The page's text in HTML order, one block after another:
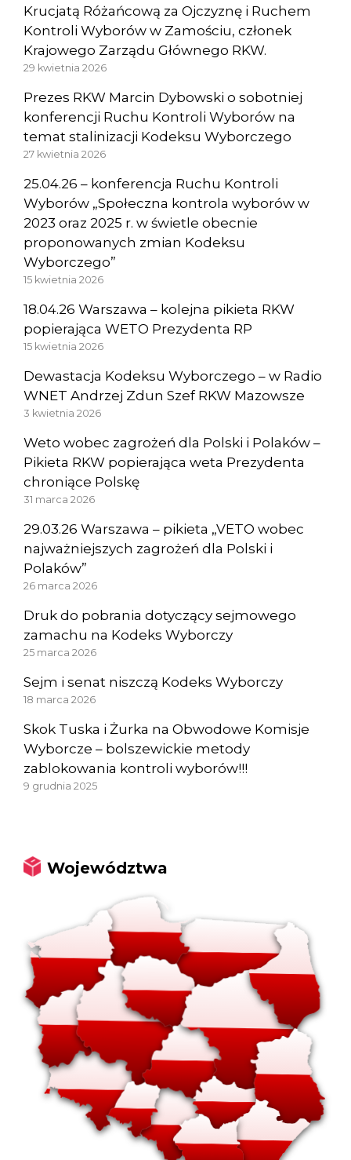
Krucjatą Różańcową za Ojczyznę i Ruchem
Kontroli Wyborów w Zamościu, członek
Krajowego Zarządu Głównego RKW.
29 kwietnia 2026
Prezes RKW Marcin Dybowski o sobotniej
konferencji Ruchu Kontroli Wyborów na
temat stalinizacji Kodeksu Wyborczego
27 kwietnia 2026
25.04.26 – konferencja Ruchu Kontroli
Wyborów „Społeczna kontrola wyborów w
2023 oraz 2025 r. w świetle obecnie
proponowanych zmian Kodeksu
Wyborczego”
15 kwietnia 2026
18.04.26 Warszawa – kolejna pikieta RKW
popierająca WETO Prezydenta RP
15 kwietnia 2026
Dewastacja Kodeksu Wyborczego – w Radio
WNET Andrzej Zdun Szef RKW Mazowsze
3 kwietnia 2026
Weto wobec zagrożeń dla Polski i Polaków –
Pikieta RKW popierająca weta Prezydenta
chroniące Polskę
31 marca 2026
29.03.26 Warszawa – pikieta „VETO wobec
najważniejszych zagrożeń dla Polski i
Polaków”
26 marca 2026
Druk do pobrania dotyczący sejmowego
zamachu na Kodeks Wyborczy
25 marca 2026
Sejm i senat niszczą Kodeks Wyborczy
18 marca 2026
Skok Tuska i Żurka na Obwodowe Komisje
Wyborcze – bolszewickie metody
zablokowania kontroli wyborów!!!
9 grudnia 2025
Województwa